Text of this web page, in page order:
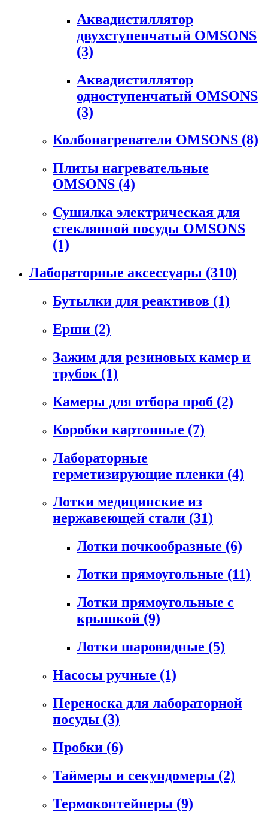
Аквадистиллятор
двухступенчатый OMSONS
(3)
Аквадистиллятор
одноступенчатый OMSONS
(3)
Колбонагреватели OMSONS (8)
Плиты нагревательные
OMSONS (4)
Сушилка электрическая для
стеклянной посуды OMSONS
(1)
Лабораторные аксессуары (310)
Бутылки для реактивов (1)
Ерши (2)
Зажим для резиновых камер и
трубок (1)
Камеры для отбора проб (2)
Коробки картонные (7)
Лабораторные
герметизирующие пленки (4)
Лотки медицинские из
нержавеющей стали (31)
Лотки почкообразные (6)
Лотки прямоугольные (11)
Лотки прямоугольные с
крышкой (9)
Лотки шаровидные (5)
Насосы ручные (1)
Переноска для лабораторной
посуды (3)
Пробки (6)
Таймеры и секундомеры (2)
Термоконтейнеры (9)